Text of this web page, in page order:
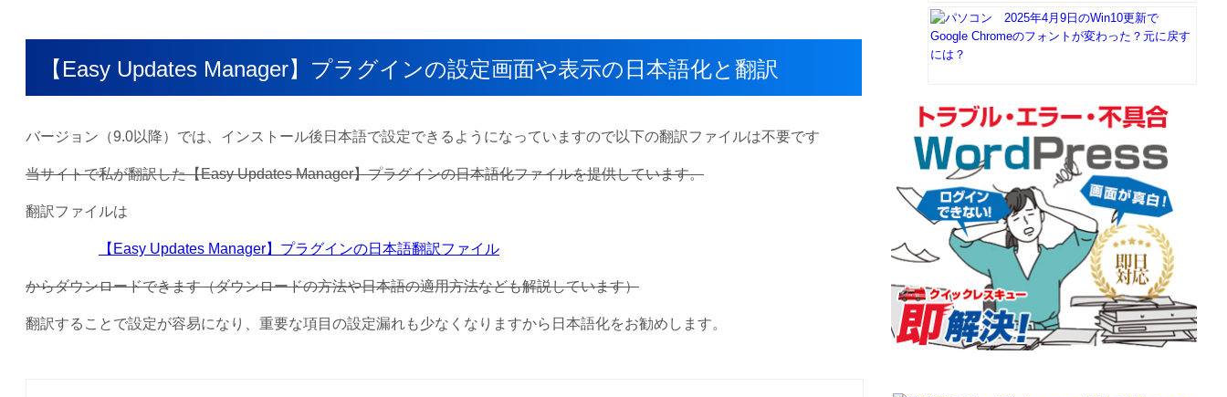
【Easy Updates Manager】プラグインの設定画面や表示の日本語化と翻訳
バージョン（9.0以降）では、インストール後日本語で設定できるようになっていますので以下の翻訳ファイルは不要です
当サイトで私が翻訳した【Easy Updates Manager】プラグインの日本語化ファイルを提供しています。
翻訳ファイルは
【Easy Updates Manager】プラグインの日本語翻訳ファイル
からダウンロードできます（ダウンロードの方法や日本語の適用方法なども解説しています）
翻訳することで設定が容易になり、重要な項目の設定漏れも少なくなりますから日本語化をお勧めします。
2025年4月9日のWin10更新で
Google Chromeのフォントが変わった？元に戻す
には？